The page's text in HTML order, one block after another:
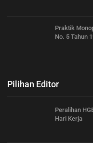
Praktik
No. 5 Tahun
Pilihan Editor
Peralihan
Hari Kerja